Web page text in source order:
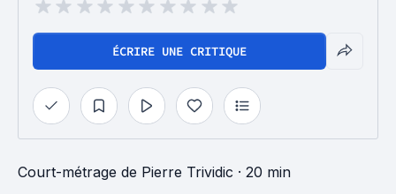
ÉCRIRE UNE CRITIQUE
Court-métrage de Pierre Trividic · 20 min